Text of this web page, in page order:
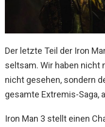
Der letzte Teil der Iron
seltsam. Wir haben nicht
nicht gesehen, sondern
gesamte Extremis-Saga,
Iron Man 3 stellt einen